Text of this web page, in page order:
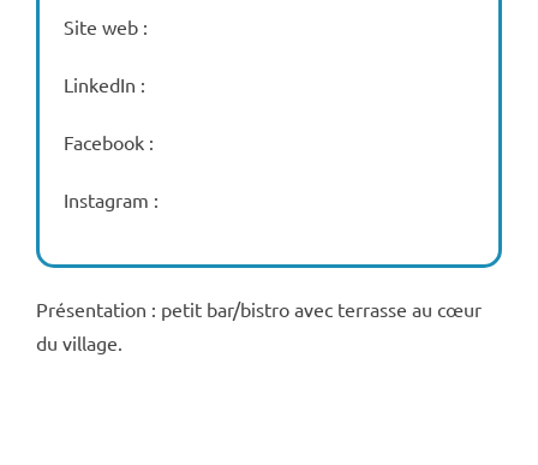
Site web :
LinkedIn :
Facebook :
Instagram :
Présentation : petit bar/bistro avec terrasse au cœur
du village.